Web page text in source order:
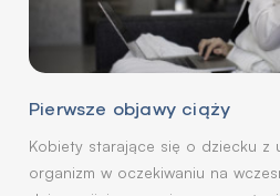
Pierwsze objawy ciąży
Kobiety starające się o dziecku z
organizm w oczekiwaniu na